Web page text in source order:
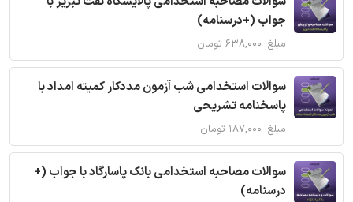
جواب (+درسنامه)
مبلغ: ۶۳۸,۰۰۰ تومان
سوالات استخدامی شب آزمون مددکار کمیته امداد با
پاسخنامه تشریحی
مبلغ: ۱۸۷,۰۰۰ تومان
سوالات مصاحبه استخدامی بانک پاسارگاد با جواب (+
درسنامه)